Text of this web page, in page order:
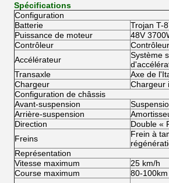
Spécifications
Configuration
Batterie
Trojan T-
Puissance de moteur
48V
Contrôleur
Accélérateur
Système
Transaxle
Axe de
Chargeur
Chargeur
Configuration de châssis
Avant-suspension
Arrière-suspension
Direction
Double «
Freins
Frein à
Représentation
Vitesse maximum
25 km/h
Course maximum
80-100km